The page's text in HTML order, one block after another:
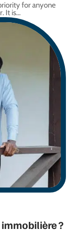
for anyone
It is…
?